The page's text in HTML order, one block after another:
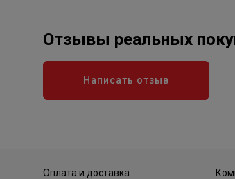
Отзывы реальных
Написать отзыв
Оплата и доставка